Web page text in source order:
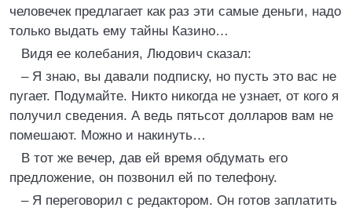
человечек предлагает как раз эти самые деньги, надо
только выдать ему тайны Казино…
Видя ее колебания, Людович сказал:
– Я знаю, вы давали подписку, но пусть это вас не
пугает. Подумайте. Никто никогда не узнает, от кого я
получил сведения. А ведь пятьсот долларов вам не
помешают. Можно и накинуть…
В тот же вечер, дав ей время обдумать его
предложение, он позвонил ей по телефону.
– Я переговорил с редактором. Он готов заплатить